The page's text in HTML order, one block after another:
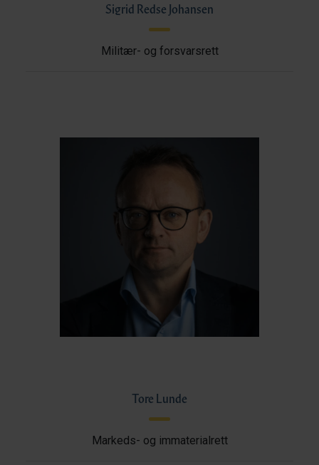
Sigrid Redse Johansen
Militær- og forsvarsrett
Tore Lunde
Markeds- og immaterialrett